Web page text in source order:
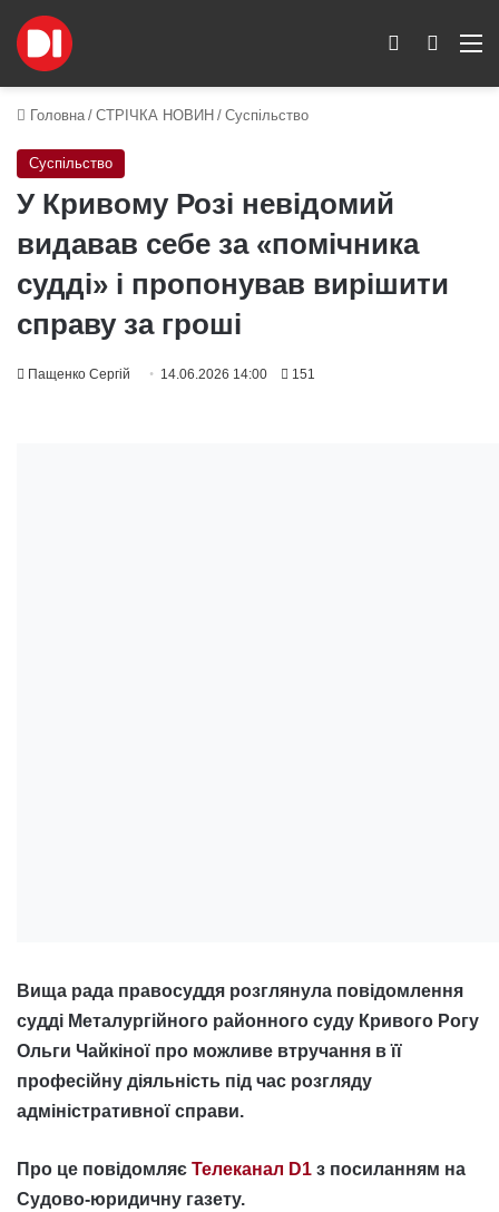
Пошук
Switch skin
Головна / СТРІЧКА НОВИН / Суспільство
Суспільство
У Кривому Розі невідомий
видавав себе за «помічника
судді» і пропонував вирішити
справу за гроші
Пащенко Сергій 14.06.2026 14:00 151
Вища рада правосуддя розглянула повідомлення
судді Металургійного районного суду Кривого Рогу
Ольги Чайкіної про можливе втручання в її
професійну діяльність під час розгляду
адміністративної справи.
Про це повідомляє Телеканал D1 з посиланням на
Судово-юридичну газету.